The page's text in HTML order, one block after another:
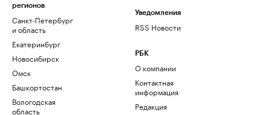
регионов
Санкт-Петербург
и область
Екатеринбург
Новосибирск
Омск
Башкортостан
Вологодская
область
Уведомления
RSS Новости
РБК
О компании
Контактная
информация
Редакция